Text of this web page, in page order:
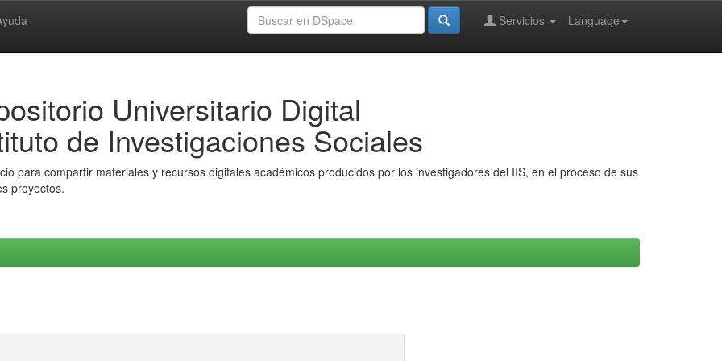
Language
Servicios
Universitario Digital
de Investigaciones Sociales
para compartir materiales y recursos digitales académicos producidos por los investigadores del IIS, en el proceso de sus
proyectos.